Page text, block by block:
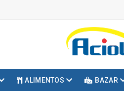
ALIMENTOS BAZAR